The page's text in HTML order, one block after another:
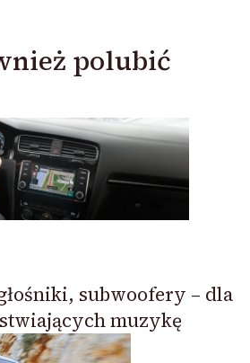
polubić
subwoofery – dla
muzykę